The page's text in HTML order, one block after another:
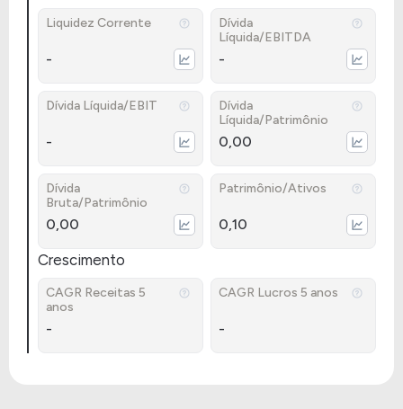
Liquidez Corrente
-
Dívida
Líquida/EBITDA
-
Dívida Líquida/EBIT
-
Dívida
Líquida/Patrimônio
0,00
Dívida
Bruta/Patrimônio
0,00
Patrimônio/Ativos
0,10
Crescimento
CAGR Receitas 5
anos
-
CAGR Lucros 5 anos
-